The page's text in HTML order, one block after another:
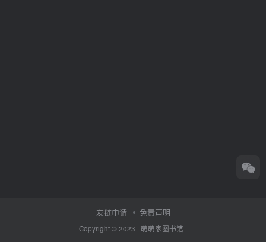
友链申请 免责声明
Copyright © 2023 · 萌萌家图书馆 ·